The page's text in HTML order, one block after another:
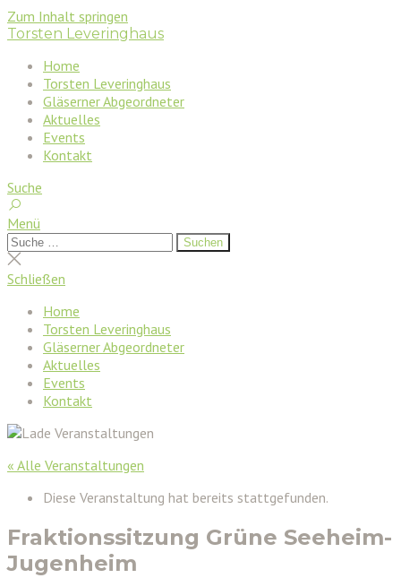
Zum Inhalt springen
Torsten Leveringhaus
Home
Torsten Leveringhaus
Gläserner Abgeordneter
Aktuelles
Events
Kontakt
Suche
Menü
Suchen
nach:
Suchen
Suche
schließen
Schließen
Home
Torsten Leveringhaus
Gläserner Abgeordneter
Aktuelles
Events
Kontakt
« Alle Veranstaltungen
Diese Veranstaltung hat bereits stattgefunden.
Fraktionssitzung Grüne Seeheim-
Jugenheim